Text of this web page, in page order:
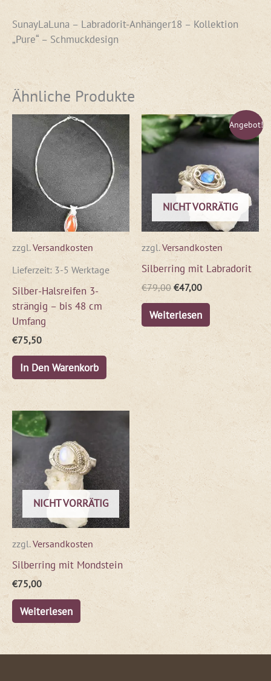
SunayLaLuna – Labradorit-Anhänger18 – Kollektion
„Pure“ – Schmuckdesign
Ähnliche Produkte
zzgl.Versandkosten
Lieferzeit: 3-5 Werktage
Silber-Halsreifen 3-
strängig – bis 48 cm
Umfang
€75,50
In Den Warenkorb
Angebot!
NICHT VORRÄTIG
zzgl.Versandkosten
Silberring mit Labradorit
€79,00
Ursprünglicher
Preis
war:
€47,00
Aktueller
Preis
ist:
Weiterlesen
NICHT VORRÄTIG
zzgl.Versandkosten
Silberring mit Mondstein
€75,00
Weiterlesen